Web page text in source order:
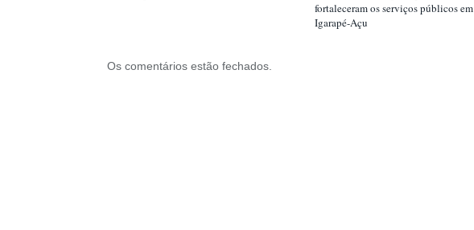
fortaleceram os serviços públicos em
Igarapé-Açu
Os comentários estão fechados.